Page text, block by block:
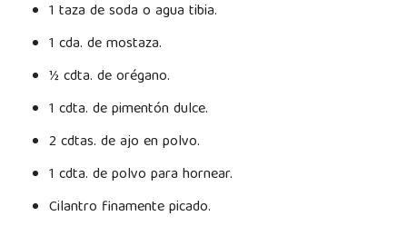
1 taza de soda o agua tibia.
1 cda. de mostaza.
½ cdta. de orégano.
1 cdta. de pimentón dulce.
2 cdtas. de ajo en polvo.
1 cdta. de polvo para hornear.
Cilantro finamente picado.